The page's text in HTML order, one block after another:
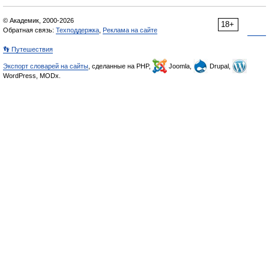
18+
© Академик, 2000-2026
Обратная связь: Техподдержка Реклама на сайте
👣 Путешествия
Экспорт словарей на сайты , сделанные на PHP, Joomla,
Drupal,
WordPress, MODx.